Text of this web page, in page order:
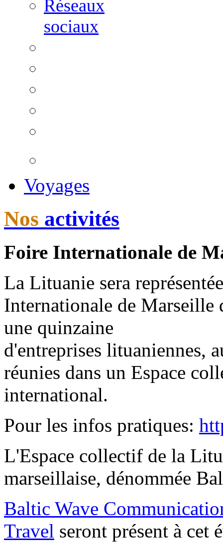
Réseaux
sociaux
Voyages
Nos activités
Foire Internationale de
La Lituanie sera
Internationale de Marseille
une quinzaine
d'entreprises lituaniennes,
réunies dans un Espace
international.
Pour les infos pratiques:
L'Espace collectif de la
marseillaise, dénommée
Baltic Wave
Travel seront présent à cet